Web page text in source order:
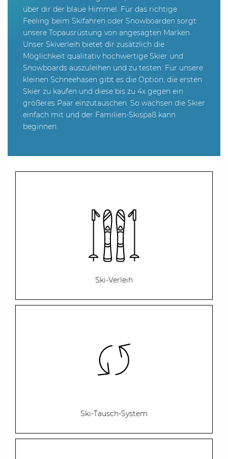
über dir der blaue Himmel. Für das richtige
Feeling beim Skifahren oder Snowboarden sorgt
unsere Topausrüstung von angesagten Marken.
Unser Skiverleih bietet dir zusätzlich die
Möglichkeit qualitativ hochwertige Skier und
Snowboards auszuleihen und zu testen. Für unsere
kleinen Schneehasen gibt es die Option, die ersten
Skier zu kaufen und diese bis zu 4x gegen ein
größeres Paar einzutauschen. So wachsen die Skier
einfach mit und der Familien-Skispaß kann
beginnen.
Ski-Verleih
Ski-Tausch-System